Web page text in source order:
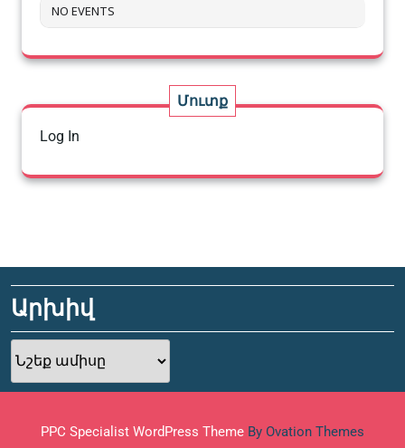
NO EVENTS
Մուտք
Log In
Արխիվ
PPC Specialist WordPress Theme By Ovation Themes